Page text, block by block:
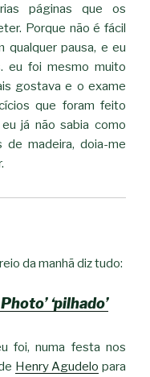
páginas que os
Porque não é fácil
qualquer pausa, e eu
eu foi mesmo muito
gostava e o exame
que foram feito
já não sabia como
de madeira, doia-me
da manhã diz tudo:
‘pilhado’
foi, numa festa nos
Henry Agudelo para